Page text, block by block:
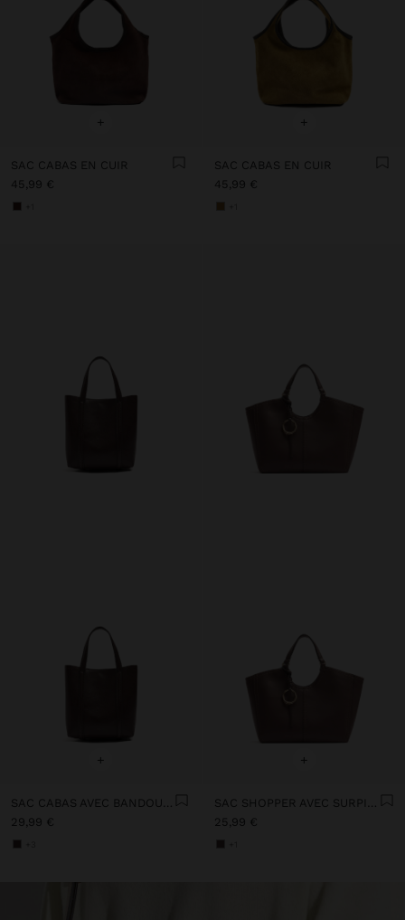
+
SAC CABAS EN CUIR
45,99 €
+
SAC CABAS EN CUIR
45,99 €
+
29,99 €
+
25,99 €